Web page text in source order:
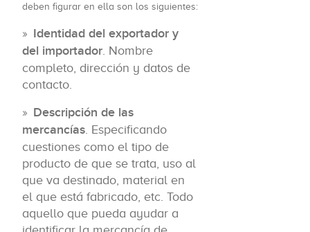
deben figurar en ella son los siguientes:
Identidad del exportador y
del importador . Nombre
completo, dirección y datos de
contacto.
Descripción de las
mercancías . Especificando
cuestiones como el tipo de
producto de que se trata, uso al
que va destinado, material en
el que está fabricado, etc. Todo
aquello que pueda ayudar a